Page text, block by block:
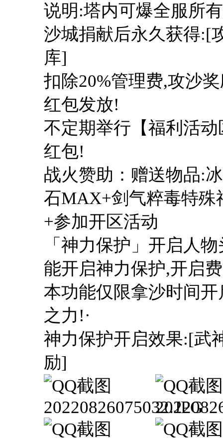
说明:塔内可爆全服所
沙城捐献后永久获得:[
库]
扣除20%管理费,攻沙
红包发放!
不定期举行【福利活
红包!
战火赞助：赠送物品:
石MAX+剑气粹毒特殊
+参加开区活动
「神力保护」开启人
能开启神力保护,开启
本功能仅限拿沙时间
之力!·
神力保护开启效果:[武
励]